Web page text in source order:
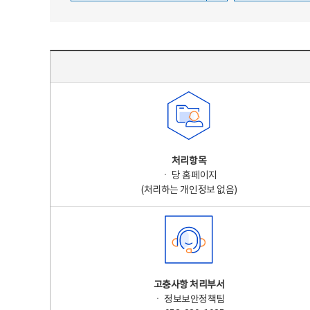
처리항목
ㆍ 당 홈페이지
(처리하는 개인정보 없음)
고충사항 처리부서
ㆍ 정보보안정책팀